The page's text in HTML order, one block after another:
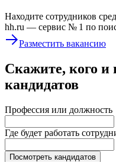
Находите сотрудников
hh.ru — сервис № 1 по
Разместить вакансию
Скажите, кого
кандидатов
Профессия или должность
Где будет работать
Посмотреть кандидатов